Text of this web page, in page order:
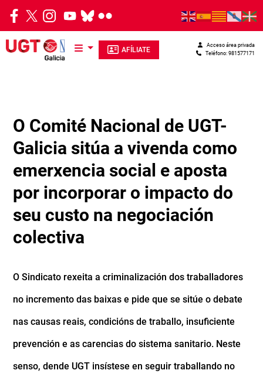
Pasar al contenido principal
AFÍLIATE Teléfono: 981577171
Acceso área privada
O Comité Nacional de UGT-
Galicia sitúa a vivenda como
emerxencia social e aposta
por incorporar o impacto do
seu custo na negociación
colectiva
O Sindicato rexeita a criminalización dos traballadores
no incremento das baixas e pide que se sitúe o debate
nas causas reais, condicións de traballo, insuficiente
prevención e as carencias do sistema sanitario. Neste
senso, dende UGT insístese en seguir traballando no